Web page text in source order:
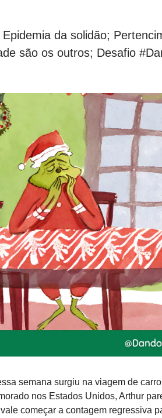
da solidão;
são os outros; Desafio
semana surgiu na viagem de
nos Estados Unidos, Arthur
começar a contagem regressiva